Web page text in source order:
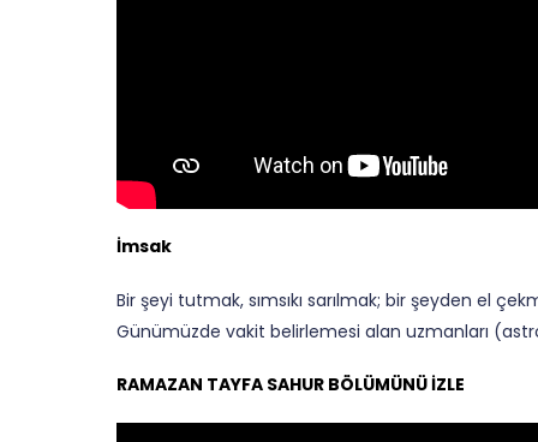
İmsak
Bir şeyi tutmak, sımsıkı sarılmak; bir şeyden el
Günümüzde vakit belirlemesi alan uzmanları
RAMAZAN TAYFA SAHUR BÖLÜMÜNÜ İZLE